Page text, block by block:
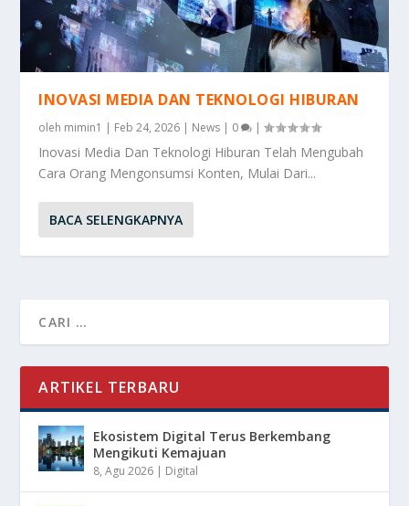
INOVASI MEDIA DAN TEKNOLOGI HIBURAN
oleh mimin1 | Feb 24, 2026 | News | 0 |
Inovasi Media Dan Teknologi Hiburan Telah Mengubah
Cara Orang Mengonsumsi Konten, Mulai Dari...
BACA SELENGKAPNYA
ARTIKEL TERBARU
Ekosistem Digital Terus Berkembang
Mengikuti Kemajuan
8, Agu 2026 | Digital